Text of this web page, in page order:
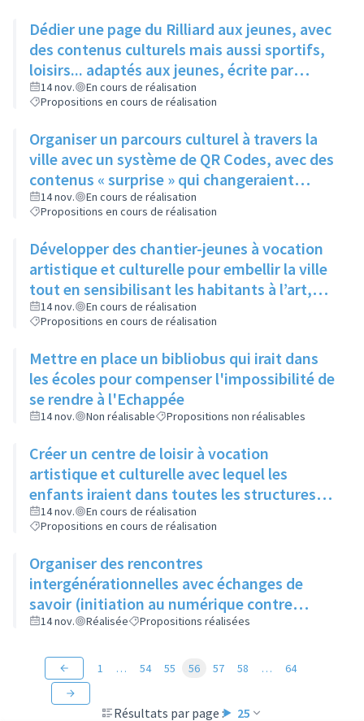
Dédier une page du Rilliard aux jeunes, avec
des contenus culturels mais aussi sportifs,
loisirs... adaptés aux jeunes, écrite par
quelques adolescents fréquentant l'espace
jeune
14 nov.
En cours de réalisation
Propositions en cours de réalisation
Organiser un parcours culturel à travers la
ville avec un système de QR Codes, avec des
contenus « surprise » qui changeraient
régulièrement pour éviter la lassitude
14 nov.
En cours de réalisation
Propositions en cours de réalisation
Développer des chantier-jeunes à vocation
artistique et culturelle pour embellir la ville
tout en sensibilisant les habitants à l’art,
pour aider le service culture à participer et à
promouvoir les évènements qu’il organise
14 nov.
En cours de réalisation
Propositions en cours de réalisation
Mettre en place un bibliobus qui irait dans
les écoles pour compenser l'impossibilité de
se rendre à l'Echappée
14 nov. Non réalisable Propositions non réalisables
Créer un centre de loisir à vocation
artistique et culturelle avec lequel les
enfants iraient dans toutes les structures
artistiques et culturelles de la ville pour faire
des ateliers et découvrir les différents
métiers de l'art
14 nov.
En cours de réalisation
Propositions en cours de réalisation
Organiser des rencontres
intergénérationnelles avec échanges de
savoir (initiation au numérique contre
apprentissage du tricot)
14 nov. Réalisée Propositions réalisées
Résultats par page : 25
1 … 54 55 56 57 58 … 64